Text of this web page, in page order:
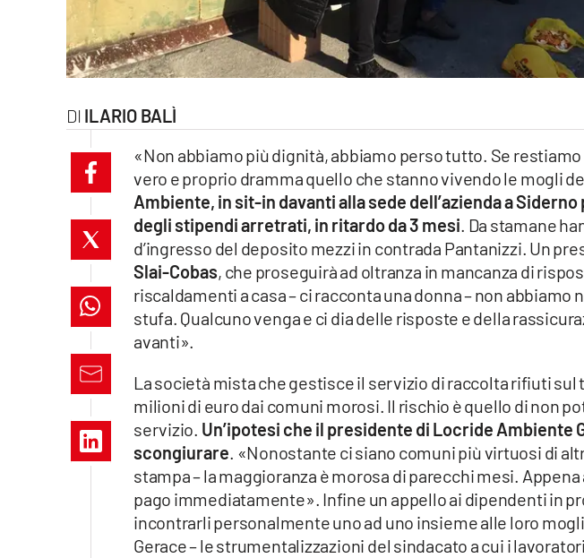
cosenzachannel.it
catanzarochannel.it
lacapitalenews.it
ILARIO BALÌ
«Non abbiamo più dignità, abbiamo perso tutto. Se restiamo
vero e proprio dramma quello che stanno vivendo le mogli
Ambiente, in sit-in davanti alla sede dell’azienda a
degli stipendi arretrati, in ritardo da 3 mesi. Da stamane
d’ingresso del deposito mezzi in contrada Pantanizzi. Un
Slai-Cobas, che proseguirà ad oltranza in mancanza di
riscaldamenti a casa – ci racconta una donna – non abbiamo
stufa. Qualcuno venga e ci dia delle risposte e della
avanti».
La società mista che gestisce il servizio di raccolta rifiuti
milioni di euro dai comuni morosi. Il rischio è quello di non
servizio. Un’ipotesi che il presidente di Locride Ambiente
scongiurare. «Nonostante ci siano comuni più virtuosi di
stampa – la maggioranza è morosa di parecchi mesi.
pago immediatamente». Infine un appello ai dipendenti in
incontrarli personalmente uno ad uno insieme alle loro
Gerace – le strumentalizzazioni del sindacato a cui i